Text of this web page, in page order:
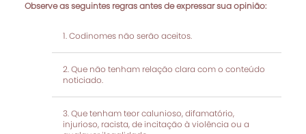
Observe as seguintes regras antes de expressar sua opinião:
Codinomes não serão aceitos.
Que não tenham relação clara com o conteúdo
noticiado.
Que tenham teor calunioso, difamatório,
injurioso, racista, de incitação à violência ou a